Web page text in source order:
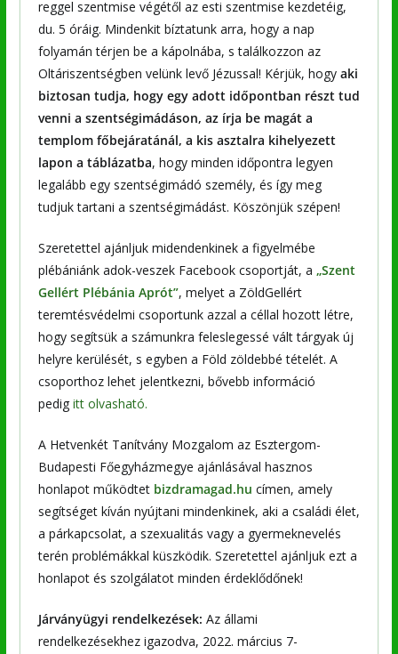
reggel szentmise végétől az esti szentmise kezdetéig,
du. 5 óráig. Mindenkit bíztatunk arra, hogy a nap
folyamán térjen be a kápolnába, s találkozzon az
Oltáriszentségben velünk levő Jézussal! Kérjük, hogy aki
biztosan tudja, hogy egy adott időpontban részt tud
venni a szentségimádáson, az írja be magát a
templom főbejáratánál, a kis asztalra kihelyezett
lapon a táblázatba, hogy minden időpontra legyen
legalább egy szentségimádó személy, és így meg
tudjuk tartani a szentségimádást. Köszönjük szépen!
Szeretettel ajánljuk midendenkinek a figyelmébe
plébániánk adok-veszek Facebook csoportját, a „Szent
Gellért Plébánia Aprót”, melyet a ZöldGellért
teremtésvédelmi csoportunk azzal a céllal hozott létre,
hogy segítsük a számunkra feleslegessé vált tárgyak új
helyre kerülését, s egyben a Föld zöldebbé tételét. A
csoporthoz lehet jelentkezni, bővebb információ
pedig itt olvasható.
A Hetvenkét Tanítvány Mozgalom az Esztergom-
Budapesti Főegyházmegye ajánlásával hasznos
honlapot működtet bizdramagad.hu címen, amely
segítséget kíván nyújtani mindenkinek, aki a családi élet,
a párkapcsolat, a szexualitás vagy a gyermeknevelés
terén problémákkal küszködik. Szeretettel ajánljuk ezt a
honlapot és szolgálatot minden érdeklődőnek!
Járványügyi rendelkezések: Az állami
rendelkezésekhez igazodva, 2022. március 7-